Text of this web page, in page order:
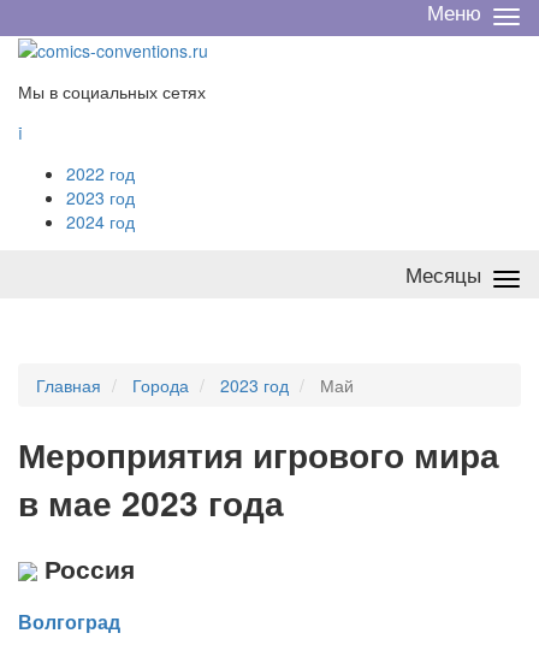
/
Меню
Мы в социальных сетях

2022 год
2023 год
2024 год
Месяцы
Главная Города 2023 год Май
Мероприятия игрового мира
в мае 2023 года
Россия
Волгоград